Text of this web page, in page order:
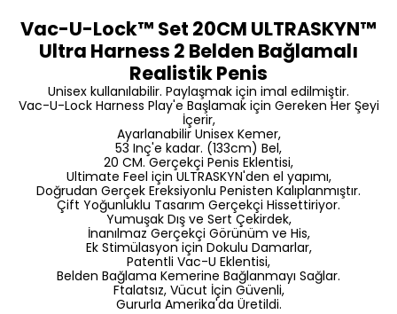
Vac-U-Lock™ Set 20CM ULTRASKYN™
Ultra Harness 2 Belden Bağlamalı
Realistik Penis
Unisex kullanılabilir. Paylaşmak için imal edilmiştir.
Vac-U-Lock Harness Play'e Başlamak için Gereken Her Şeyi
İçerir,
Ayarlanabilir Unisex Kemer,
53 Inç'e kadar. (133cm) Bel,
20 CM. Gerçekçi Penis Eklentisi,
Ultimate Feel için ULTRASKYN'den el yapımı,
Doğrudan Gerçek Ereksiyonlu Penisten Kalıplanmıştır.
Çift Yoğunluklu Tasarım Gerçekçi Hissettiriyor.
Yumuşak Dış ve Sert Çekirdek,
İnanılmaz Gerçekçi Görünüm ve His,
Ek Stimülasyon için Dokulu Damarlar,
Patentli Vac-U Eklentisi,
Belden Bağlama Kemerine Bağlanmayı Sağlar.
Ftalatsız, Vücut İçin Güvenli,
Gururla Amerika'da Üretildi.